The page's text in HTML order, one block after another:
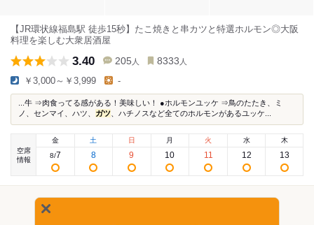
【JR環状線福島駅 徒歩15秒】たこ焼きと串カツと特選ホルモン◎大阪
料理を楽しむ大衆居酒屋
3.40 205 人 8333 人
￥3,000～￥3,999 -
...牛 ⇒肉食ってる感がある！美味しい！ ●ホルモンユッケ ⇒鳥のたたき、ミ
ノ、センマイ、ハツ、 ガツ 、ハチノスなど全てのホルモンがあるユッケ...
空席
情報
金
8/7
土
8
日
9
月
10
火
11
水
12
木
13